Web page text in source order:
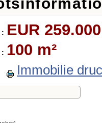
: EUR
: 100 m²
Immobilie